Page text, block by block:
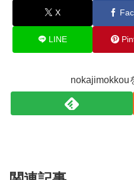
X
LINE
nokajimokkou